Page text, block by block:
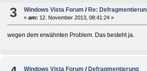
3 Windows Vista Forum / Re:
«am: 12. November 2013, 08:41:24 »
wegen dem erwähnten Problem. Das besteht ja.
Windows Vista Forum /Defragmentierung